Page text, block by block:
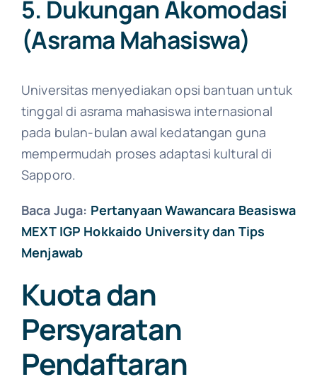
5. Dukungan Akomodasi
(Asrama Mahasiswa)
Universitas menyediakan opsi bantuan untuk
tinggal di asrama mahasiswa internasional
pada bulan-bulan awal kedatangan guna
mempermudah proses adaptasi kultural di
Sapporo.
Baca Juga: Pertanyaan Wawancara Beasiswa
MEXT IGP Hokkaido University dan Tips
Menjawab
Kuota dan
Persyaratan
Pendaftaran